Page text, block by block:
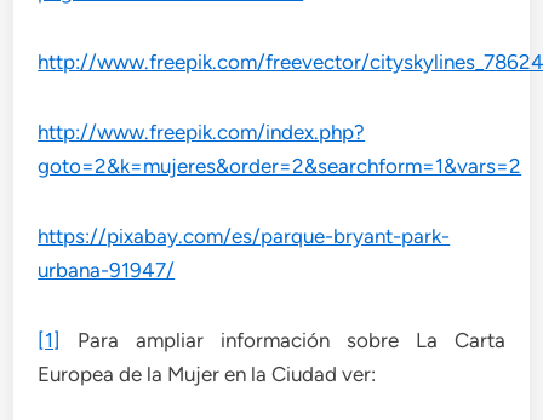
http://www.freepik.com/freevector/
http://www.freepik.com/index.php?
goto=2&k=mujeres&order=2&searchform=1&vars=2
https://pixabay.com/es/parque-bryant-park-
urbana-91947/
[1]
Para ampliar información sobre La Carta
Europea de la Mujer en la Ciudad ver: